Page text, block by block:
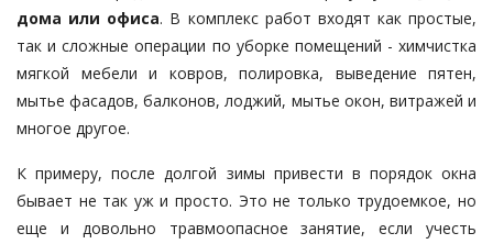
дома или офиса. В комплекс работ входят как простые,
так и сложные операции по уборке помещений - химчистка
мягкой мебели и ковров, полировка, выведение пятен,
мытье фасадов, балконов, лоджий, мытье окон, витражей и
многое другое.
К примеру, после долгой зимы привести в порядок окна
бывает не так уж и просто. Это не только трудоемкое, но
еще и довольно травмоопасное занятие, если учесть